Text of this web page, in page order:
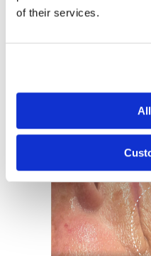
of their services.
capas